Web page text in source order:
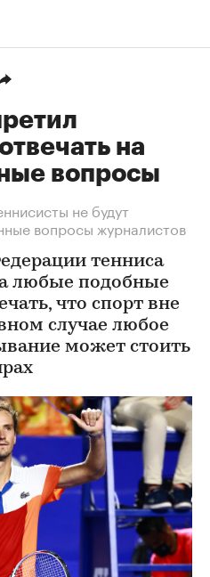
на
вопросы
не будут
вопросы журналистов
тенниса
любые подобные
что спорт вне
случае любое
может стоить